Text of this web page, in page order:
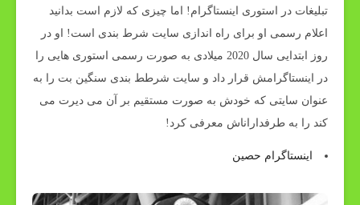
تبلیغات در استوری اینستاگرام! اما چیزی که لازم است بدانید
اعلام رسمی او برای راه اندازی سایت شرط بندی است! او در
روز ابتدایی سال 2020 میلادی به صورت رسمی استوری هایی را
در اینستاگرامش قرار داد و سایت شرطط بندی سنگین بت را به
عنوان سایتی که خودش به صورت مستقیم بر آن می دیرت می
کند را به طرفداراناش معرفی کرد!
اینستاگرام حصین